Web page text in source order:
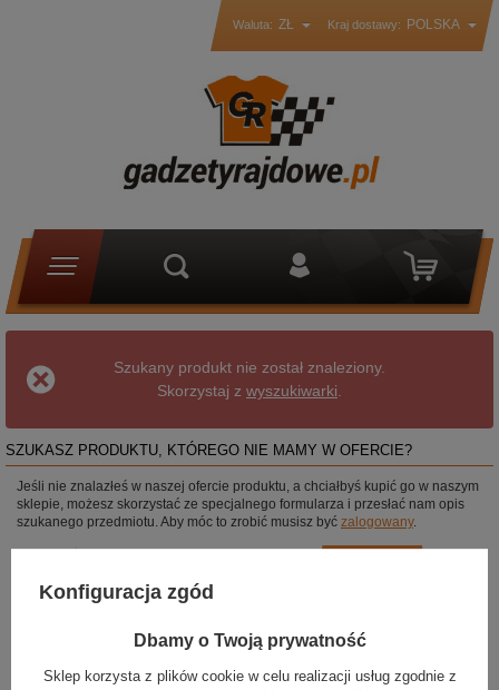
Waluta: ZŁ Kraj dostawy: POLSKA
Szukany produkt nie został znaleziony.
Skorzystaj z wyszukiwarki
SZUKASZ PRODUKTU, KTÓREGO NIE MAMY W OFERCIE?
Jeśli nie znalazłeś w naszej ofercie produktu, a chciałbyś kupić go w naszym
sklepie, możesz skorzystać ze specjalnego formularza i przesłać nam opis
szukanego przedmiotu. Aby móc to zrobić musisz być zalogowany.
Konfiguracja zgód
Dbamy o Twoją prywatność
Sklep korzysta z plików cookie w celu realizacji usług zgodnie z